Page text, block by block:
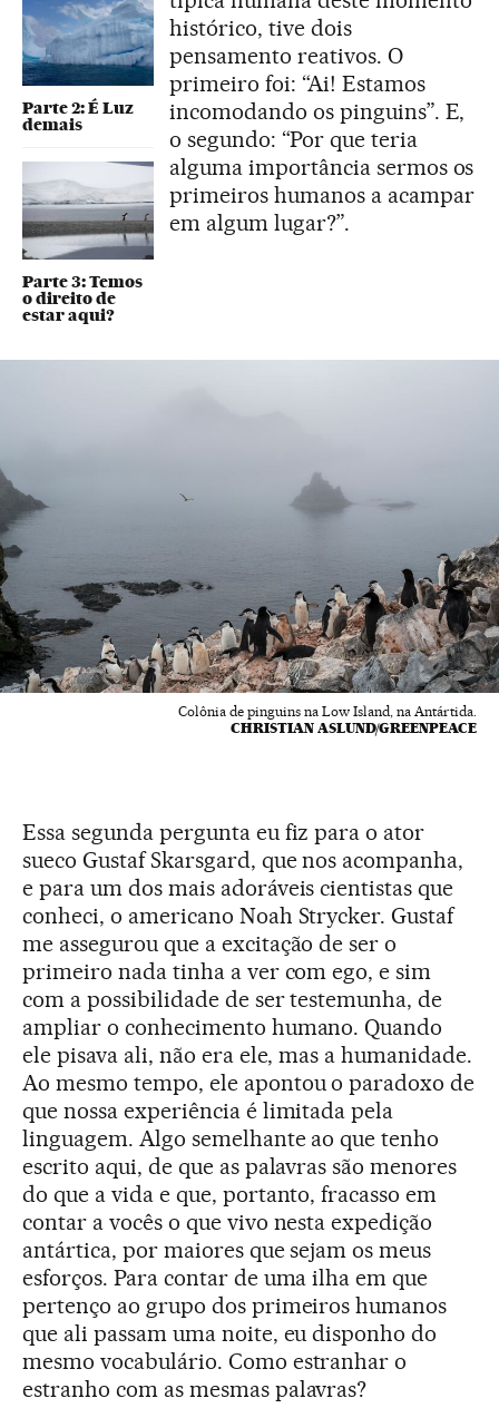
Parte 2: É Luz
demais
Parte 3: Temos
o direito de
estar aqui?
histórico, tive dois
pensamento reativos. O
primeiro foi: “Ai! Estamos
incomodando os pinguins”. E,
o segundo: “Por que teria
alguma importância sermos os
primeiros humanos a acampar
em algum lugar?”.
Colônia de pinguins na Low Island, na Antártida.
CHRISTIAN ASLUND/GREENPEACE
Essa segunda pergunta eu fiz para o ator
sueco Gustaf Skarsgard, que nos acompanha,
e para um dos mais adoráveis cientistas que
conheci, o americano Noah Strycker. Gustaf
me assegurou que a excitação de ser o
primeiro nada tinha a ver com ego, e sim
com a possibilidade de ser testemunha, de
ampliar o conhecimento humano. Quando
ele pisava ali, não era ele, mas a humanidade.
Ao mesmo tempo, ele apontou o paradoxo de
que nossa experiência é limitada pela
linguagem. Algo semelhante ao que tenho
escrito aqui, de que as palavras são menores
do que a vida e que, portanto, fracasso em
contar a vocês o que vivo nesta expedição
antártica, por maiores que sejam os meus
esforços. Para contar de uma ilha em que
pertenço ao grupo dos primeiros humanos
que ali passam uma noite, eu disponho do
mesmo vocabulário. Como estranhar o
estranho com as mesmas palavras?